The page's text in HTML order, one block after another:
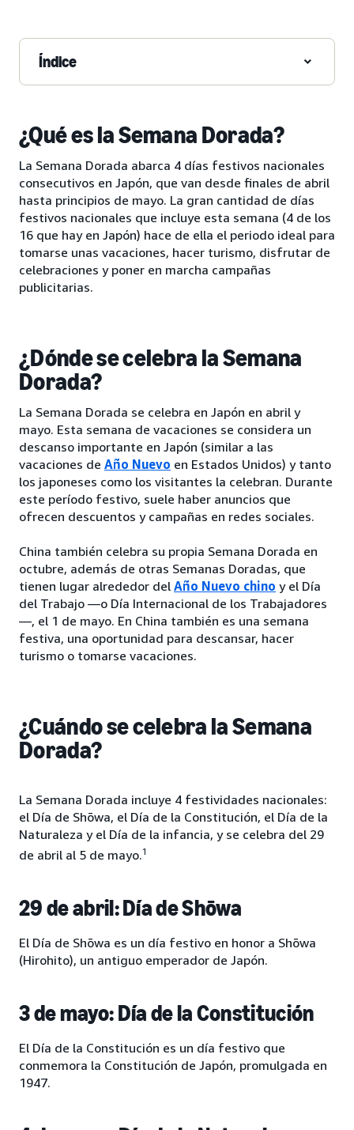
Índice
¿Qué es la Semana Dorada?
La Semana Dorada abarca 4 días festivos nacionales
consecutivos en Japón, que van desde finales de abril
hasta principios de mayo. La gran cantidad de días
festivos nacionales que incluye esta semana (4 de los
16 que hay en Japón) hace de ella el periodo ideal para
tomarse unas vacaciones, hacer turismo, disfrutar de
celebraciones y poner en marcha campañas
publicitarias.
¿Dónde se celebra la Semana
Dorada?
La Semana Dorada se celebra en Japón en abril y
mayo. Esta semana de vacaciones se considera un
descanso importante en Japón (similar a las
vacaciones de Año Nuevo en Estados Unidos) y tanto
los japoneses como los visitantes la celebran. Durante
este período festivo, suele haber anuncios que
ofrecen descuentos y campañas en redes sociales.
China también celebra su propia Semana Dorada en
octubre, además de otras Semanas Doradas, que
tienen lugar alrededor del Año Nuevo chino y el Día
del Trabajo —o Día Internacional de los Trabajadores
—, el 1 de mayo. En China también es una semana
festiva, una oportunidad para descansar, hacer
turismo o tomarse vacaciones.
¿Cuándo se celebra la Semana
Dorada?
La Semana Dorada incluye 4 festividades nacionales:
el Día de Shōwa, el Día de la Constitución, el Día de la
Naturaleza y el Día de la infancia, y se celebra del 29
de abril al 5 de mayo.1
29 de abril: Día de Shōwa
El Día de Shōwa es un día festivo en honor a Shōwa
(Hirohito), un antiguo emperador de Japón.
3 de mayo: Día de la Constitución
El Día de la Constitución es un día festivo que
conmemora la Constitución de Japón, promulgada en
1947.